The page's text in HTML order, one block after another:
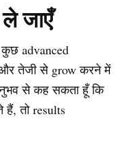
जाएँ
advanced
तेजी से grow करने में
से कह सकता हूँ कि
तो results